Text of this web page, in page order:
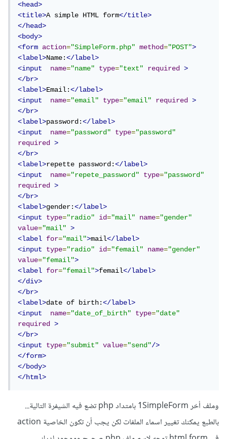
<head>
<title>A simple HTML form</title>
</head>
<body>
<form
action="SimpleForm.php" method="POST">
<label>Name:</label>
<input
name="name" type="text" required
>
</br>
<label>Email:</label>
<input
name="email" type="email" required
>
</br>
<label>password:</label>
<input
name="password" type="password"
required
>
</br>
<label>repette password:</label>
<input
name="repete_password" type="password"
required
>
</br>
<label>gender:</label>
<input
type="radio" id="mail" name="gender"
value="mail"
>
<label
for="mail">mail</label>
<input
type="radio" id="femail" name="gender"
value="femail">
<label
for="femail">femail</label>
</div>
</br>
<label>date of birth:</label>
<input
name="date_of_birth" type="date"
required
>
</br>
<input
type="submit" value="send"/>
</form>
</body>
</html>
وملف أخر 1SimpleForm بامتداد php تضع فيه الشيفرة التالية...
بالطبع يمكنك تغيير اسماء الملفات لكن يجب أن تكون الخاصية action